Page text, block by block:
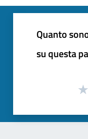
Quanto
su questa